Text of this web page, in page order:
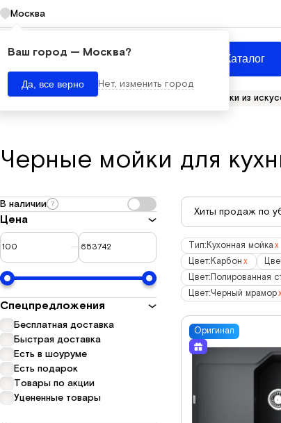
Москва
Ваш город — Москва?
Да, все верно Нет, изменить город
Каталог
Главная Сантехника Мойки из
Черные мойки для
В наличии
Цена
Спецпредложения
Бесплатная доставка
Быстрая доставка
Есть в шоуруме
Есть подарок
Товары по акции
Уцененные товары
Хиты продаж по
Тип:Кухонная мойкаx
Цвет:Карбонx
Цвет:Полированная
Цвет:Черный мрамор
Оригинал